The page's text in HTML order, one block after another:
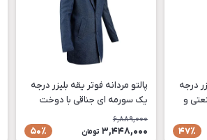
درجه
و
47٪
پالتو مردانه فوتر یقه بلیزر درجه
یک سورمه ای جناقی با دوخت
صنعتی و سایزبندی کامل مدل
PA92
6,889,000
3,448,000 تومان 50٪